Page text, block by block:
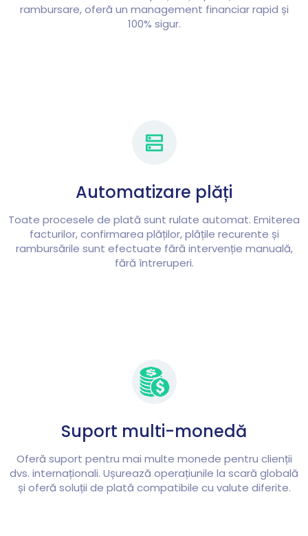
rambursare, oferă un management financiar rapid și
100% sigur.
Automatizare plăți
Toate procesele de plată sunt rulate automat. Emiterea
facturilor, confirmarea plăților, plățile recurente și
rambursările sunt efectuate fără intervenție manuală,
fără întreruperi.
Suport multi-monedă
Oferă suport pentru mai multe monede pentru clienții
dvs. internaționali. Ușurează operațiunile la scară globală
și oferă soluții de plată compatibile cu valute diferite.